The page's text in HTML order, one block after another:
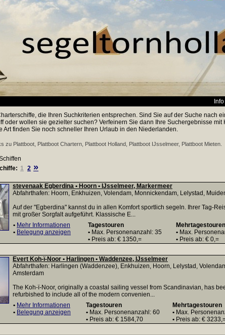
Info
die Ihren Suchkriterien entsprechen. Sind Sie auf der Suche nach
oder wollen sie gezielter suchen? Verfeinern Sie dann Ihre Suchergebnisse mit
Art finden Sie noch schneller Ihren Urlaub in den Niederlanden.
zu Plattboot Plattboot Chartern Plattboot Holland Plattboot IJsselmeer, Plattboot Mieten
1 2 »
stevenaak Egberdina • Hoorn • IJsselmeer, Markermeer
Abfahrthafen: Hoorn, Enkhuizen, Volendam, Monnickendam, Lelystad,
Auf der "Egberdina" kannst du in allen Komfort sportlich segeln. Ihrer Tag-
mit großer Sorgfalt aufgeführt. Klassische E...
• Mehr Informationen
• Belegung anzeigen
Tagestouren
• Max. Personenanzahl: 35
• Preis ab: € 1350,=
Mehrtagestouren
• Max.
• Preis ab: € 0,=
Evert Koh-ï-Noor • Harlingen • Waddenzee, IJsselmeer
Abfahrthafen: Harlingen (Waddenzee), Enkhuizen, Hoorn, Lelystad,
Amsterdam
The Koh-ï-Noor, originally a coastal sailing vessel from Scandinavian, has
refurbished to include all of the modern convenien...
• Mehr Informationen
• Belegung anzeigen
Tagestouren
• Max. Personenanzahl: 60
• Preis ab: € 1584,70
Mehrtagestouren
• Max.
• Preis ab: €